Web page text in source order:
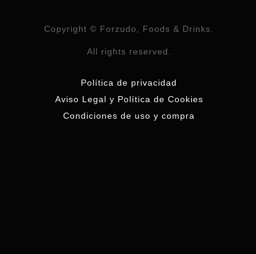
Copyright © Forzudo, Foods & Drinks.
All rights reserved.
Política de privacidad
Aviso Legal y Política de Cookies
Condiciones de uso y compra